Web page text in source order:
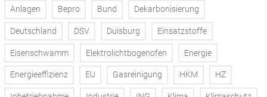
Anlagen Bepro Bund Dekarbonisierung
Deutschland DSV Duisburg Einsatzstoffe
Eisenschwamm Elektrolichtbogenofen Energie
Energieeffizienz EU Gasreinigung HKM HZ